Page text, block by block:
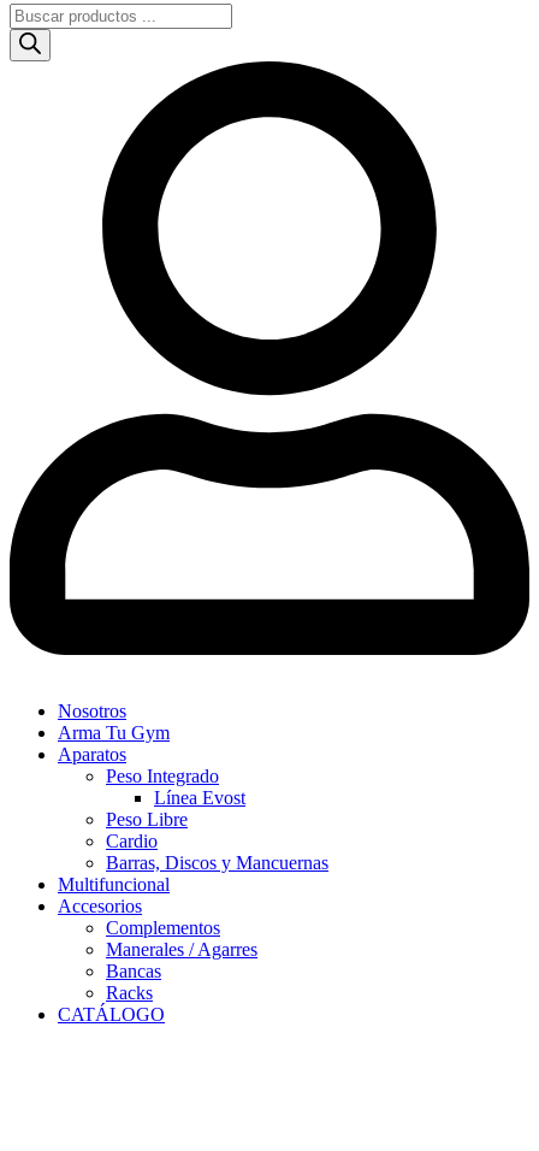
Búsqueda
de
productos
Nosotros
Arma Tu Gym
Aparatos
Peso Integrado
Línea Evost
Peso Libre
Cardio
Barras, Discos y Mancuernas
Multifuncional
Accesorios
Complementos
Manerales / Agarres
Bancas
Racks
CATÁLOGO